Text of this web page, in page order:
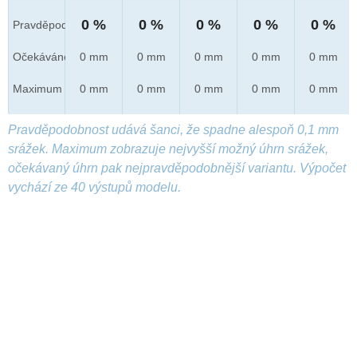
Pravděpod.
Očekáváno
Maximum
0 %
0 mm
0 mm
0 %
0 mm
0 mm
0 %
0 mm
0 mm
0 %
0 mm
0 mm
0 %
0 mm
0 mm
Pravděpodobnost udává šanci, že spadne alespoň 0,1 mm
srážek. Maximum zobrazuje nejvyšší možný úhrn srážek,
očekávaný úhrn pak nejpravděpodobnější variantu. Výpočet
vychází ze 40 výstupů modelu.